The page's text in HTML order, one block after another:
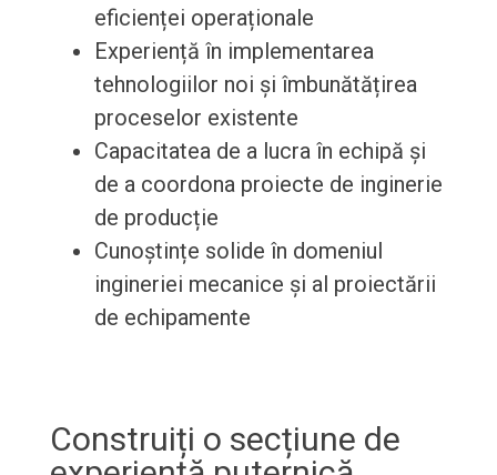
eficienței operaționale
Experiență în implementarea
tehnologiilor noi și îmbunătățirea
proceselor existente
Capacitatea de a lucra în echipă și
de a coordona proiecte de inginerie
de producție
Cunoștințe solide în domeniul
ingineriei mecanice și al proiectării
de echipamente
Construiți o secțiune de